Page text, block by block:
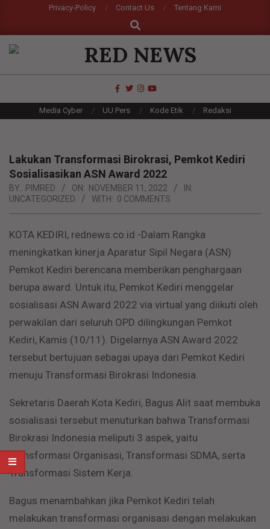
content
Privacy-Policy Contact Us
Tentang Kami
Search
RED
NEWS
Media Cyber UU Pers Kode Etik Redaksi
Lakukan Transformasi Birokrasi, Pemkot Kediri
Sosialisasikan ASN Award 2022
BY: PIMRED ON: NOVEMBER 11, 2022
IN:
UNCATEGORIZED
WITH: 0 COMMENTS
KOTA KEDIRI, rednews.co.id -Dalam Rangka
meningkatkan kinerja Aparatur Sipil Negara (ASN)
Pemkot Kediri berencana memberikan penghargaan
berupa award. Untuk itu, Pemkot Kediri menggelar
sosialisasi ASN Award 2022 via virtual yang diikuti oleh
perwakilan dari seluruh OPD dilingkungan Pemkot
Kediri, Kamis (10/11). Digelarnya ASN Award 2022
tersebut bertujuan sebagai upaya dari Pemkot Kediri
menuju Transformasi Birokrasi Indonesia.
Sekretaris Daerah Kota Kediri, Bagus Alit saat membuka
sosialisasi tersebut menuturkan bahwa Transformasi
Birokrasi Indonesia meliputi 3 aspek, yaitu
Transformasi Organisasi, Transformasi SDMA, serta
Transformasi Sistem Kerja.
Bagus menambahkan jika Pemkot Kediri telah
melakukan transformasi organisasi dengan melakukan